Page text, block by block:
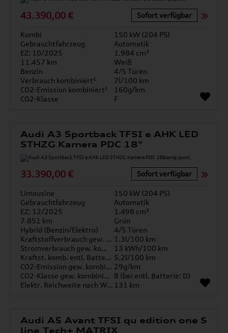
43.390,00 € Sofort verfügbar
Kombi
150 kW (204 PS)
Gebrauchtfahrzeug
Automatik
EZ: 10/2025
1.984 cm³
11.457 km
Weiß
Benzin
4/5 Türen
Verbrauch kombiniert¹
7l/100 km
CO2-Emission kombiniert¹
160g/km
CO2-Klasse
F
Audi A3 Sportback TFSI e AHK LED
STHZG Kamera PDC 18"
33.390,00 € Sofort verfügbar
Limousine
150 kW (204 PS)
Gebrauchtfahrzeug
Automatik
EZ: 12/2025
1.498 cm³
7.851 km
Grün
Hybrid (Benzin/Elektro)
4/5 Türen
Kraftstoffverbrauch gew. kombiniert 1.3l/100 km
Stromverbrauch gew. kombiniert
13 kWh/100 km
Kraftst. komb. entl. Batterie 5.2l/100 km
CO2-Emission gew. kombiniert 29g/km
CO2-Klasse gew. kombiniert B (bei entl. Batterie: D)
Elektr. Reichweite nach WLTP* 131 km
Audi A5 Avant TFSI qu edition one S
line Tech+ MATRIX